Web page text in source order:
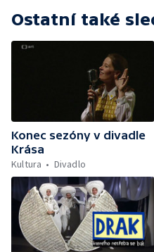
Ostatní také
Konec sezóny v divadle
Krása
Kultura
Divadlo